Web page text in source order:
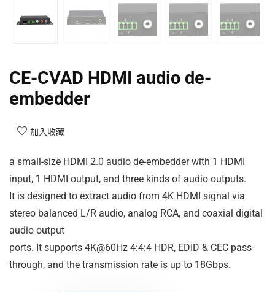
CE-CVAD HDMI audio de-
embedder
加入收藏
a small-size HDMI 2.0 audio de-embedder with 1 HDMI
input, 1 HDMI output, and three kinds of audio outputs.
It is designed to extract audio from 4K HDMI signal via
stereo balanced L/R audio, analog RCA, and coaxial digital
audio output
ports. It supports 4K@60Hz 4:4:4 HDR, EDID & CEC pass-
through, and the transmission rate is up to 18Gbps.